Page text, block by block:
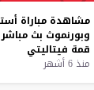
مشاهدة مباراة
وبورنموث بث مباشر
قمة فيتاليتي
منذ 6 أشهر